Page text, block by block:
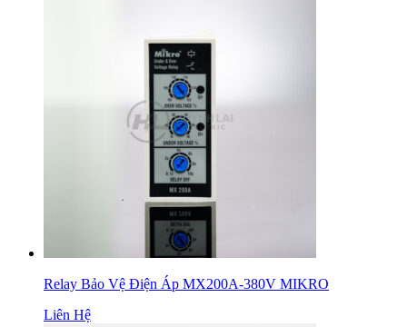
Relay Bảo Vệ Điện Áp MX200A-380V MIKRO
Liên Hệ